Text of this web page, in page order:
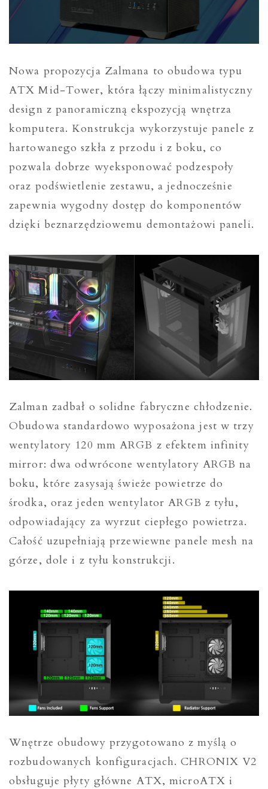
Nowa propozycja Zalmana to obudowa typu
ATX Mid-Tower, która łączy minimalistyczny
design z panoramiczną ekspozycją wnętrza
komputera. Konstrukcja wykorzystuje panele z
hartowanego szkła z przodu i z boku, co
pozwala dobrze wyeksponować podzespoły
oraz podświetlenie zestawu, a jednocześnie
zapewnia wygodny dostęp do komponentów
dzięki beznarzędziowemu demontażowi paneli.
Zalman zadbał o solidne fabryczne chłodzenie.
Obudowa standardowo wyposażona jest w trzy
wentylatory 120 mm ARGB z efektem infinity
mirror: dwa odwrócone wentylatory ARGB na
boku, które zasysają świeże powietrze do
środka, oraz jeden wentylator ARGB z tyłu,
odpowiadający za wyrzut ciepłego powietrza.
Całość uzupełniają przewiewne panele mesh na
górze, dole i z tyłu konstrukcji.
Wnętrze obudowy przygotowano z myślą o
rozbudowanych konfiguracjach. CHRONIX V2
obsługuje płyty główne ATX, microATX i